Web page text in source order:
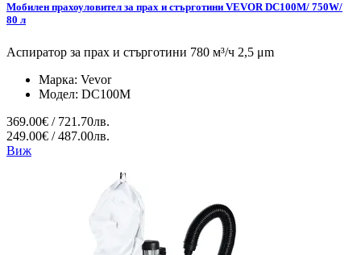
Мобилен прахоуловител за прах и стърготини VEVOR DC100M/ 750W/
80 л
Аспиратор за прах и стърготини 780 м³/ч 2,5 μm
Марка: Vevor
Модел: DC100M
369.00€ / 721.70лв.
249.00€ / 487.00лв.
Виж